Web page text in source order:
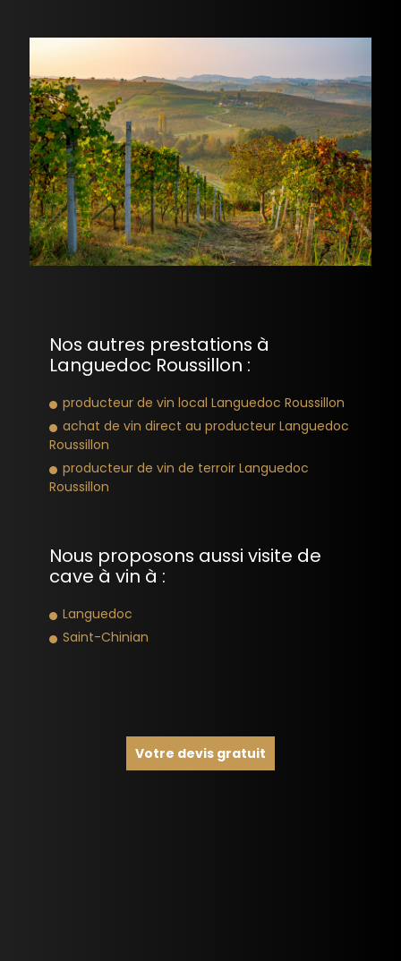
Nos autres prestations à
Languedoc Roussillon :
producteur de vin local Languedoc Roussillon
achat de vin direct au producteur Languedoc
Roussillon
producteur de vin de terroir Languedoc
Roussillon
Nous proposons aussi visite de
cave à vin à :
Languedoc
Saint-Chinian
Votre devis gratuit